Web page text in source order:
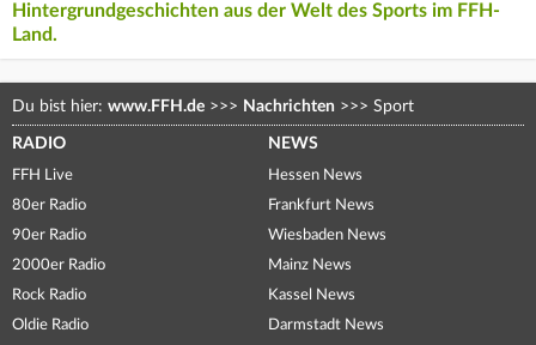
Hintergrundgeschichten aus der Welt des Sports im FFH-
Land.
Du bist hier: www.FFH.de >>> Nachrichten >>> Sport
RADIO
FFH Live
80er Radio
90er Radio
2000er Radio
Rock Radio
Oldie Radio
NEWS
Hessen News
Frankfurt News
Wiesbaden News
Mainz News
Kassel News
Darmstadt News